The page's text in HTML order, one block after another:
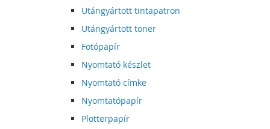
Utángyártott tintapatron
Utángyártott toner
Fotópapír
Nyomtató készlet
Nyomtató címke
Nyomtatópapír
Plotterpapír